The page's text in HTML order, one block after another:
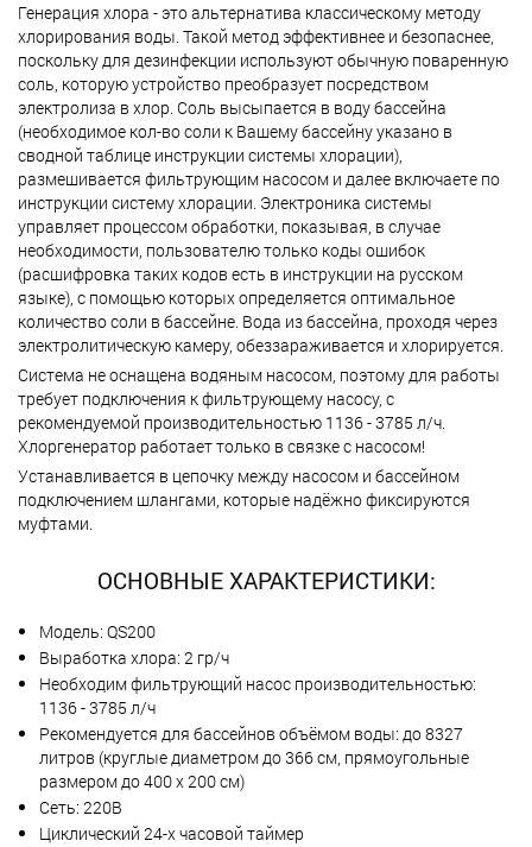
Генерация хлора - это альтернатива классическому методу
хлорирования воды. Такой метод эффективнее и безопаснее,
поскольку для дезинфекции используют обычную поваренную
соль, которую устройство преобразует посредством
электролиза в хлор. Соль высыпается в воду бассейна
(необходимое кол-во соли к Вашему бассейну указано в
сводной таблице инструкции системы хлорации),
размешивается фильтрующим насосом и далее включаете по
инструкции систему хлорации. Электроника системы
управляет процессом обработки, показывая, в случае
необходимости, пользователю только коды ошибок
(расшифровка таких кодов есть в инструкции на русском
языке), с помощью которых определяется оптимальное
количество соли в бассейне. Вода из бассейна, проходя через
электролитическую камеру, обеззараживается и хлорируется.
Система не оснащена водяным насосом, поэтому для работы
требует подключения к фильтрующему насосу, с
рекомендуемой производительностью 1136 - 3785 л/ч.
Хлоргенератор работает только в связке с насосом!
Устанавливается в цепочку между насосом и бассейном
подключением шлангами, которые надёжно фиксируются
муфтами.
ОСНОВНЫЕ ХАРАКТЕРИСТИКИ:
Модель: QS200
Выработка хлора: 2 гр/ч
Необходим фильтрующий насос производительностью:
1136 - 3785 л/ч
Рекомендуется для бассейнов объёмом воды: до 8327
литров (круглые диаметром до 366 см, прямоугольные
размером до 400 х 200 см)
Сеть: 220В
Циклический 24-х часовой таймер